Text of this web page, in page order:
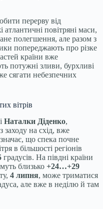
перерву від
повітряні маси,
полегшення, але разом з
попереджають про різке
країни вже
потужні зливи, бурхливі
сягати небезпечних
вітрів
Наталки Діденко,
заходу на схід, вже
що спека почне
в більшості регіонів
градусів. На півдні країни
близько +24…+29
4 липня, може триматися
але вже в неділю й там